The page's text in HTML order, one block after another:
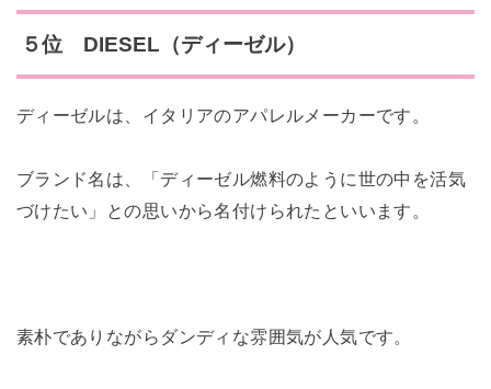
５位 DIESEL（ディーゼル）
ディーゼルは、イタリアのアパレルメーカーです。
ブランド名は、「ディーゼル燃料のように世の中を活気
づけたい」との思いから名付けられたといいます。
素朴でありながらダンディな雰囲気が人気です。